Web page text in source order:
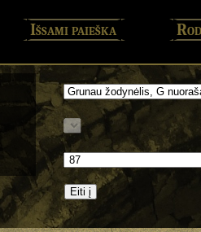
Išsami paieška